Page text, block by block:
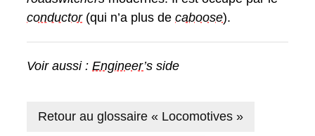
conductor(qui n’a plus de caboose).
Voir aussi : Engineer’s side
Retour au glossaire « Locomotives »